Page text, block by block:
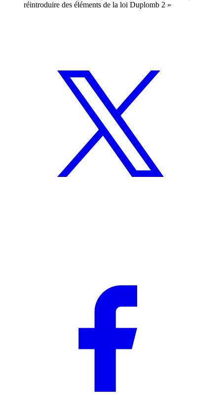
réintroduire des éléments de la loi Duplomb 2 »